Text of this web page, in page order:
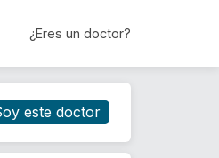
¿Eres un doctor?
Reservar cita
este doctor